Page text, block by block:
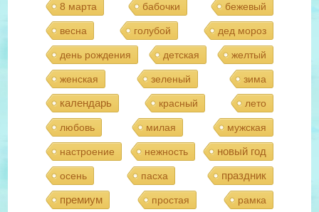
8 марта бабочки бежевый
весна голубой дед мороз
день рождения детская желтый
женская зеленый зима
календарь красный лето
любовь милая мужская
настроение нежность новый год
осень пасха
праздник
премиум
простая рамка